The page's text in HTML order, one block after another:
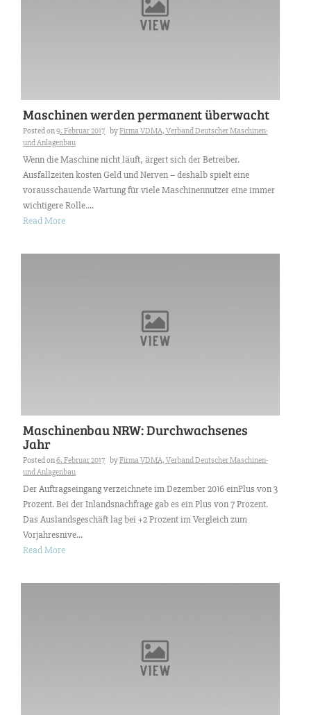
Maschinen werden permanent überwacht
Posted on9. Februar 2017 byFirma VDMA, Verband Deutscher Maschinen-
und Anlagenbau
Wenn die Maschine nicht läuft, ärgert sich der Betreiber.
Ausfallzeiten kosten Geld und Nerven – deshalb spielt eine
vorausschauende Wartung für viele Maschinennutzer eine immer
wichtigere Rolle....
Read More
Maschinenbau NRW: Durchwachsenes
Jahr
Posted on6. Februar 2017 byFirma VDMA, Verband Deutscher Maschinen-
und Anlagenbau
Der Auftragseingang verzeichnete im Dezember 2016 einPlus von 3
Prozent. Bei der Inlandsnachfrage gab es ein Plus von 7 Prozent.
Das Auslandsgeschäft lag bei +2 Prozent im Vergleich zum
Vorjahresnive...
Read More